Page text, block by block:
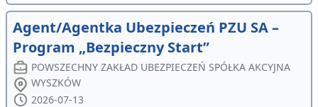
Agent/Agentka Ubezpieczeń PZU SA –
Program „Bezpieczny Start”
POWSZECHNY ZAKŁAD UBEZPIECZEŃ SPÓŁKA AKCYJNA
WYSZKÓW
2026-07-13